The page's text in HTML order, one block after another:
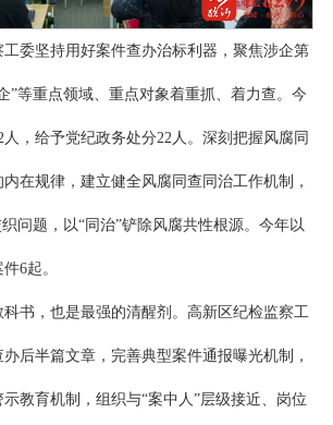
委坚持用好案件查办治标利器，聚焦涉企第
”等重点领域、重点对象着重抓、着力查。今
，给予党纪政务处分22人。深刻把握风腐同
在规律，建立健全风腐同查同治工作机制，
问题，以“同治”铲除风腐共性根源。今年以
6起。
书，也是最强的清醒剂。高新区纪检监察工
后半篇文章，完善典型案件通报曝光机制，
教育机制，组织与“案中人”层级接近、岗位